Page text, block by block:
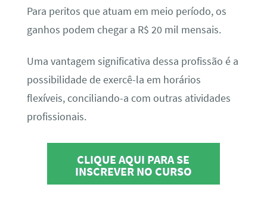
Para peritos que atuam em meio período, os
ganhos podem chegar a R$ 20 mil mensais.
Uma vantagem significativa dessa profissão é a
possibilidade de exercê-la em horários
flexíveis, conciliando-a com outras atividades
profissionais.
CLIQUE AQUI PARA SE
INSCREVER NO CURSO